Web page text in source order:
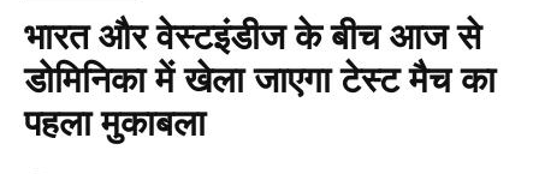
भारत और वेस्टइंडीज के बीच आज से
डोमिनिका में खेला जाएगा टेस्ट मैच का
पहला मुकाबला